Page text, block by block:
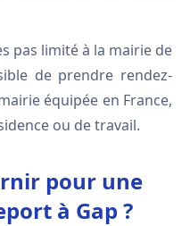
pas limité à la mairie de
de prendre rendez-
équipée en France,
ou de travail.
pour une
à Gap ?